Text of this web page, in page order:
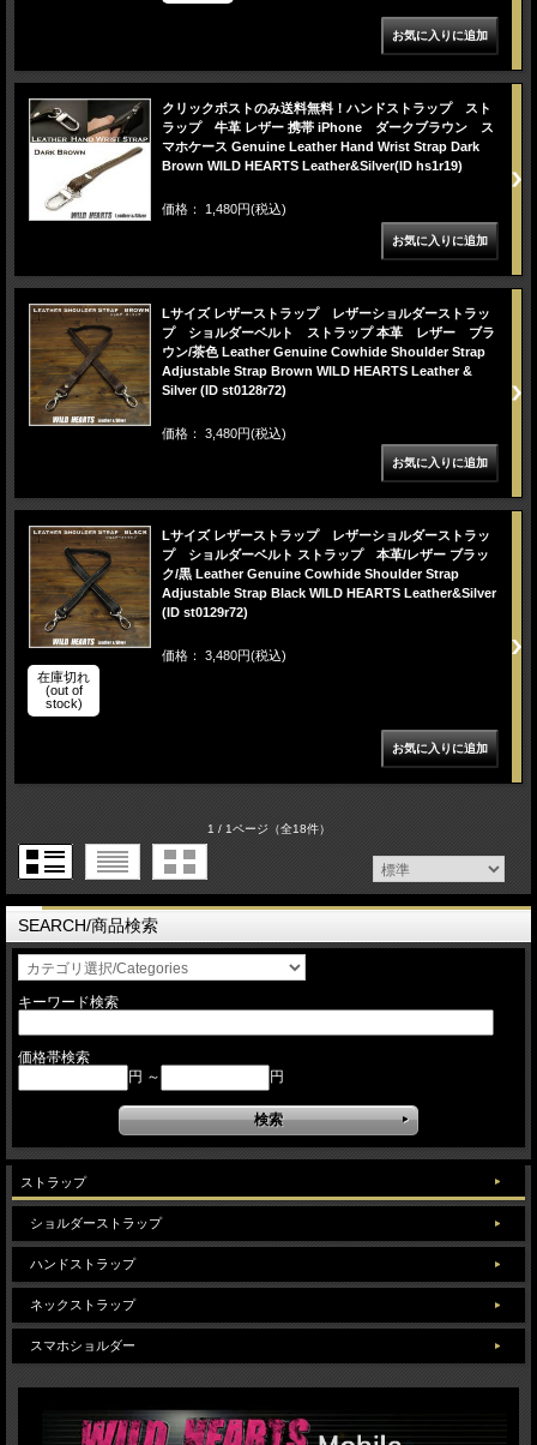
クリックポストのみ送料無料！ハンドストラップ スト
ラップ 牛革 レザー 携帯 iPhone ダークブラウン ス
マホケース Genuine Leather Hand Wrist Strap Dark
Brown WILD HEARTS Leather&Silver(ID hs1r19)
価格： 1,480円(税込)
Lサイズ レザーストラップ レザーショルダーストラッ
プ ショルダーベルト ストラップ 本革 レザー ブラ
ウン/茶色 Leather Genuine Cowhide Shoulder Strap
Adjustable Strap Brown WILD HEARTS Leather &
Silver (ID st0128r72)
価格： 3,480円(税込)
Lサイズ レザーストラップ レザーショルダーストラッ
プ ショルダーベルト ストラップ 本革/レザー ブラッ
ク/黒 Leather Genuine Cowhide Shoulder Strap
Adjustable Strap Black WILD HEARTS Leather&Silver
(ID st0129r72)
価格： 3,480円(税込)
在庫切れ
(out of
stock)
1 / 1ページ（全18件）
SEARCH/商品検索
キーワード検索
価格帯検索
円 ～
円
ストラップ
ショルダーストラップ
ハンドストラップ
ネックストラップ
スマホショルダー